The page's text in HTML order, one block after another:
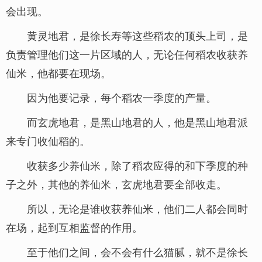
会出现。
黄灵地君，是徐长寿等这些稻农的顶头上司，是
负责管理他们这一片区域的人，无论任何稻农收获养
仙米，他都要在现场。
因为他要记录，每个稻农一季度的产量。
而玄虎地君，是黑山地君的人，他是黑山地君派
来专门收仙稻的。
收获多少养仙米，除了稻农应得的和下季度的种
子之外，其他的养仙米，玄虎地君要全部收走。
所以，无论是谁收获养仙米，他们二人都会同时
在场，起到互相监督的作用。
至于他们之间，会不会有什么猫腻，就不是徐长